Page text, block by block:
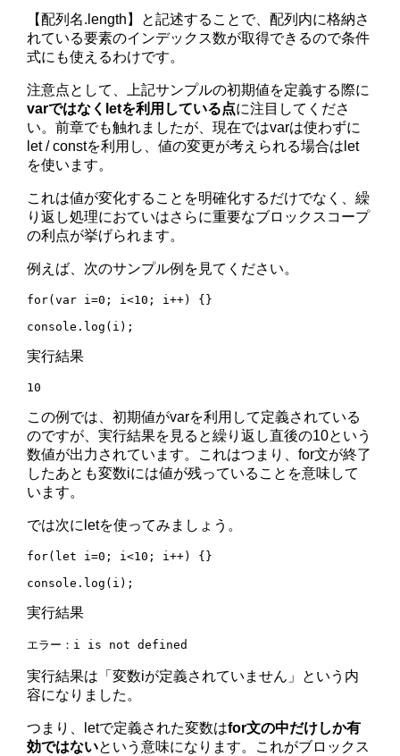
【配列名.length】と記述することで、配列内に格納さ
れている要素のインデックス数が取得できるので条件
式にも使えるわけです。
注意点として、上記サンプルの初期値を定義する際に
varではなくletを利用している点に注目してくださ
い。前章でも触れましたが、現在ではvarは使わずに
let / constを利用し、値の変更が考えられる場合はlet
を使います。
これは値が変化することを明確化するだけでなく、繰
り返し処理におていはさらに重要なブロックスコープ
の利点が挙げられます。
例えば、次のサンプル例を見てください。
for(var i=0; i<10; i++) {}
実行結果
この例では、初期値がvarを利用して定義されている
のですが、実行結果を見ると繰り返し直後の10という
数値が出力されています。これはつまり、for文が終了
したあとも変数iには値が残っていることを意味して
います。
では次にletを使ってみましょう。
for(let i=0; i<10; i++) {}
実行結果
実行結果は「変数iが定義されていません」という内
容になりました。
つまり、letで定義された変数はfor文の中だけしか有
効ではないという意味になります。これがブロックス